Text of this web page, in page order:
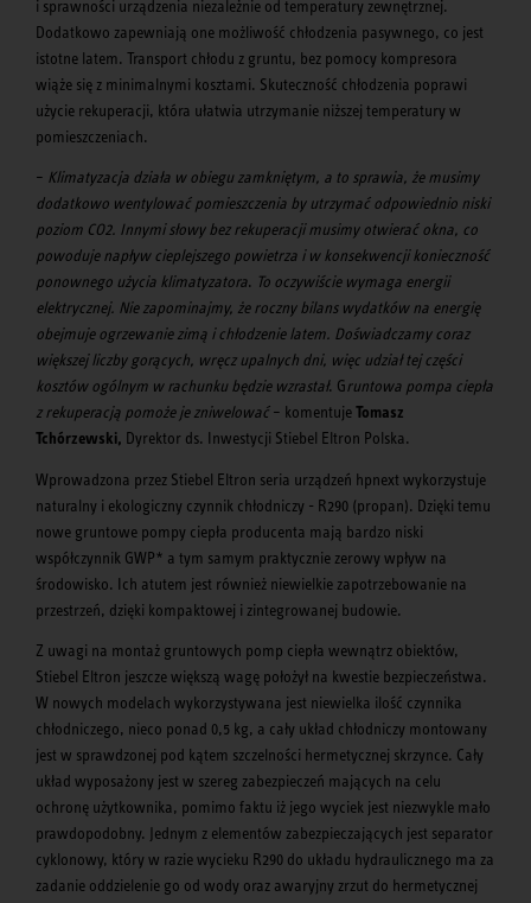
i sprawności urządzenia niezależnie od temperatury zewnętrznej.
Dodatkowo zapewniają one możliwość chłodzenia pasywnego, co jest
istotne latem. Transport chłodu z gruntu, bez pomocy kompresora
wiąże się z minimalnymi kosztami. Skuteczność chłodzenia poprawi
użycie rekuperacji, która ułatwia utrzymanie niższej temperatury w
pomieszczeniach.
– Klimatyzacja działa w obiegu zamkniętym, a to sprawia, że musimy
dodatkowo wentylować pomieszczenia by utrzymać odpowiednio niski
poziom CO2. Innymi słowy bez rekuperacji musimy otwierać okna, co
powoduje napływ cieplejszego powietrza i w konsekwencji konieczność
ponownego użycia klimatyzatora. To oczywiście wymaga energii
elektrycznej. Nie zapominajmy, że roczny bilans wydatków na energię
obejmuje ogrzewanie zimą i chłodzenie latem. Doświadczamy coraz
większej liczby gorących, wręcz upalnych dni, więc udział tej części
kosztów ogólnym w rachunku będzie wzrastał. Gruntowa pompa ciepła
z rekuperacją pomoże je zniwelować– komentujeTomasz
Tchórzewski, Dyrektor ds. Inwestycji Stiebel Eltron Polska.
Wprowadzona przez Stiebel Eltron seria urządzeń hpnext wykorzystuje
naturalny i ekologiczny czynnik chłodniczy - R290 (propan). Dzięki temu
nowe gruntowe pompy ciepła producenta mają bardzo niski
współczynnik GWP* a tym samym praktycznie zerowy wpływ na
środowisko. Ich atutem jest również niewielkie zapotrzebowanie na
przestrzeń, dzięki kompaktowej i zintegrowanej budowie.
Z uwagi na montaż gruntowych pomp ciepła wewnątrz obiektów,
Stiebel Eltron jeszcze większą wagę położył na kwestie bezpieczeństwa.
W nowych modelach wykorzystywana jest niewielka ilość czynnika
chłodniczego, nieco ponad 0,5 kg, a cały układ chłodniczy montowany
jest w sprawdzonej pod kątem szczelności hermetycznej skrzynce. Cały
układ wyposażony jest w szereg zabezpieczeń mających na celu
ochronę użytkownika, pomimo faktu iż jego wyciek jest niezwykle mało
prawdopodobny. Jednym z elementów zabezpieczających jest separator
cyklonowy, który w razie wycieku R290 do układu hydraulicznego ma za
zadanie oddzielenie go od wody oraz awaryjny zrzut do hermetycznej